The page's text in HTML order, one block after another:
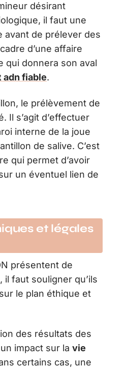
désirant
il faut une
avant de prélever des
d’une affaire
qui donnera son aval
adn fiable.
le prélèvement de
Il s’agit d’effectuer
interne de la joue
de salive. C’est
qui permet d’avoir
un éventuel lien de
et légales
présentent de
faut souligner qu’ils
le plan éthique et
des résultats des
impact sur la vie
certains cas, une